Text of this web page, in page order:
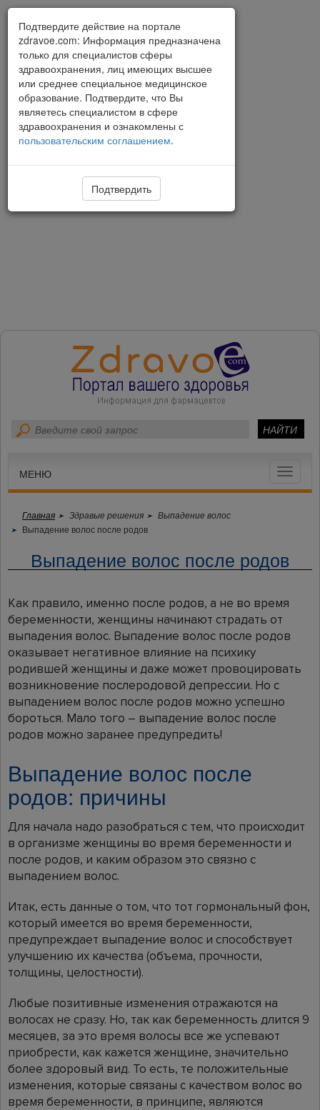
Toggle
МЕНЮ
Главная Здравые решения
Выпадение волос
Выпадение волос после родов
Выпадение волос после родов
Как правило, именно после родов, а не во время
беременности, женщины начинают страдать от
выпадения волос. Выпадение волос после родов
оказывает негативное влияние на психику
родившей женщины и даже может провоцировать
возникновение послеродовой депрессии. Но с
выпадением волос после родов можно успешно
бороться. Мало того – выпадение волос после
родов можно заранее предупредить!
Выпадение волос после
родов: причины
Для начала надо разобраться с тем, что происходит
в организме женщины во время беременности и
после родов, и каким образом это связно с
выпадением волос.
Итак, есть данные о том, что тот гормональный фон,
который имеется во время беременности,
предупреждает выпадение волос и способствует
улучшению их качества (объема, прочности,
толщины, целостности).
Любые позитивные изменения отражаются на
волосах не сразу. Но, так как беременность длится 9
месяцев, за это время волосы все же успевают
приобрести, как кажется женщине, значительно
более здоровый вид. То есть, те положительные
изменения, которые связаны с качеством волос во
время беременности, в принципе, являются
Подтвердите действие на портале
zdravoe.com: Информация предназначена
только для специалистов сферы
здравоохранения, лиц имеющих высшее
или среднее специальное медицинское
образование. Подтвердите, что Вы
являетесь специалистом в сфере
здравоохранения и ознакомлены с
пользовательским соглашением.
Подтвердить